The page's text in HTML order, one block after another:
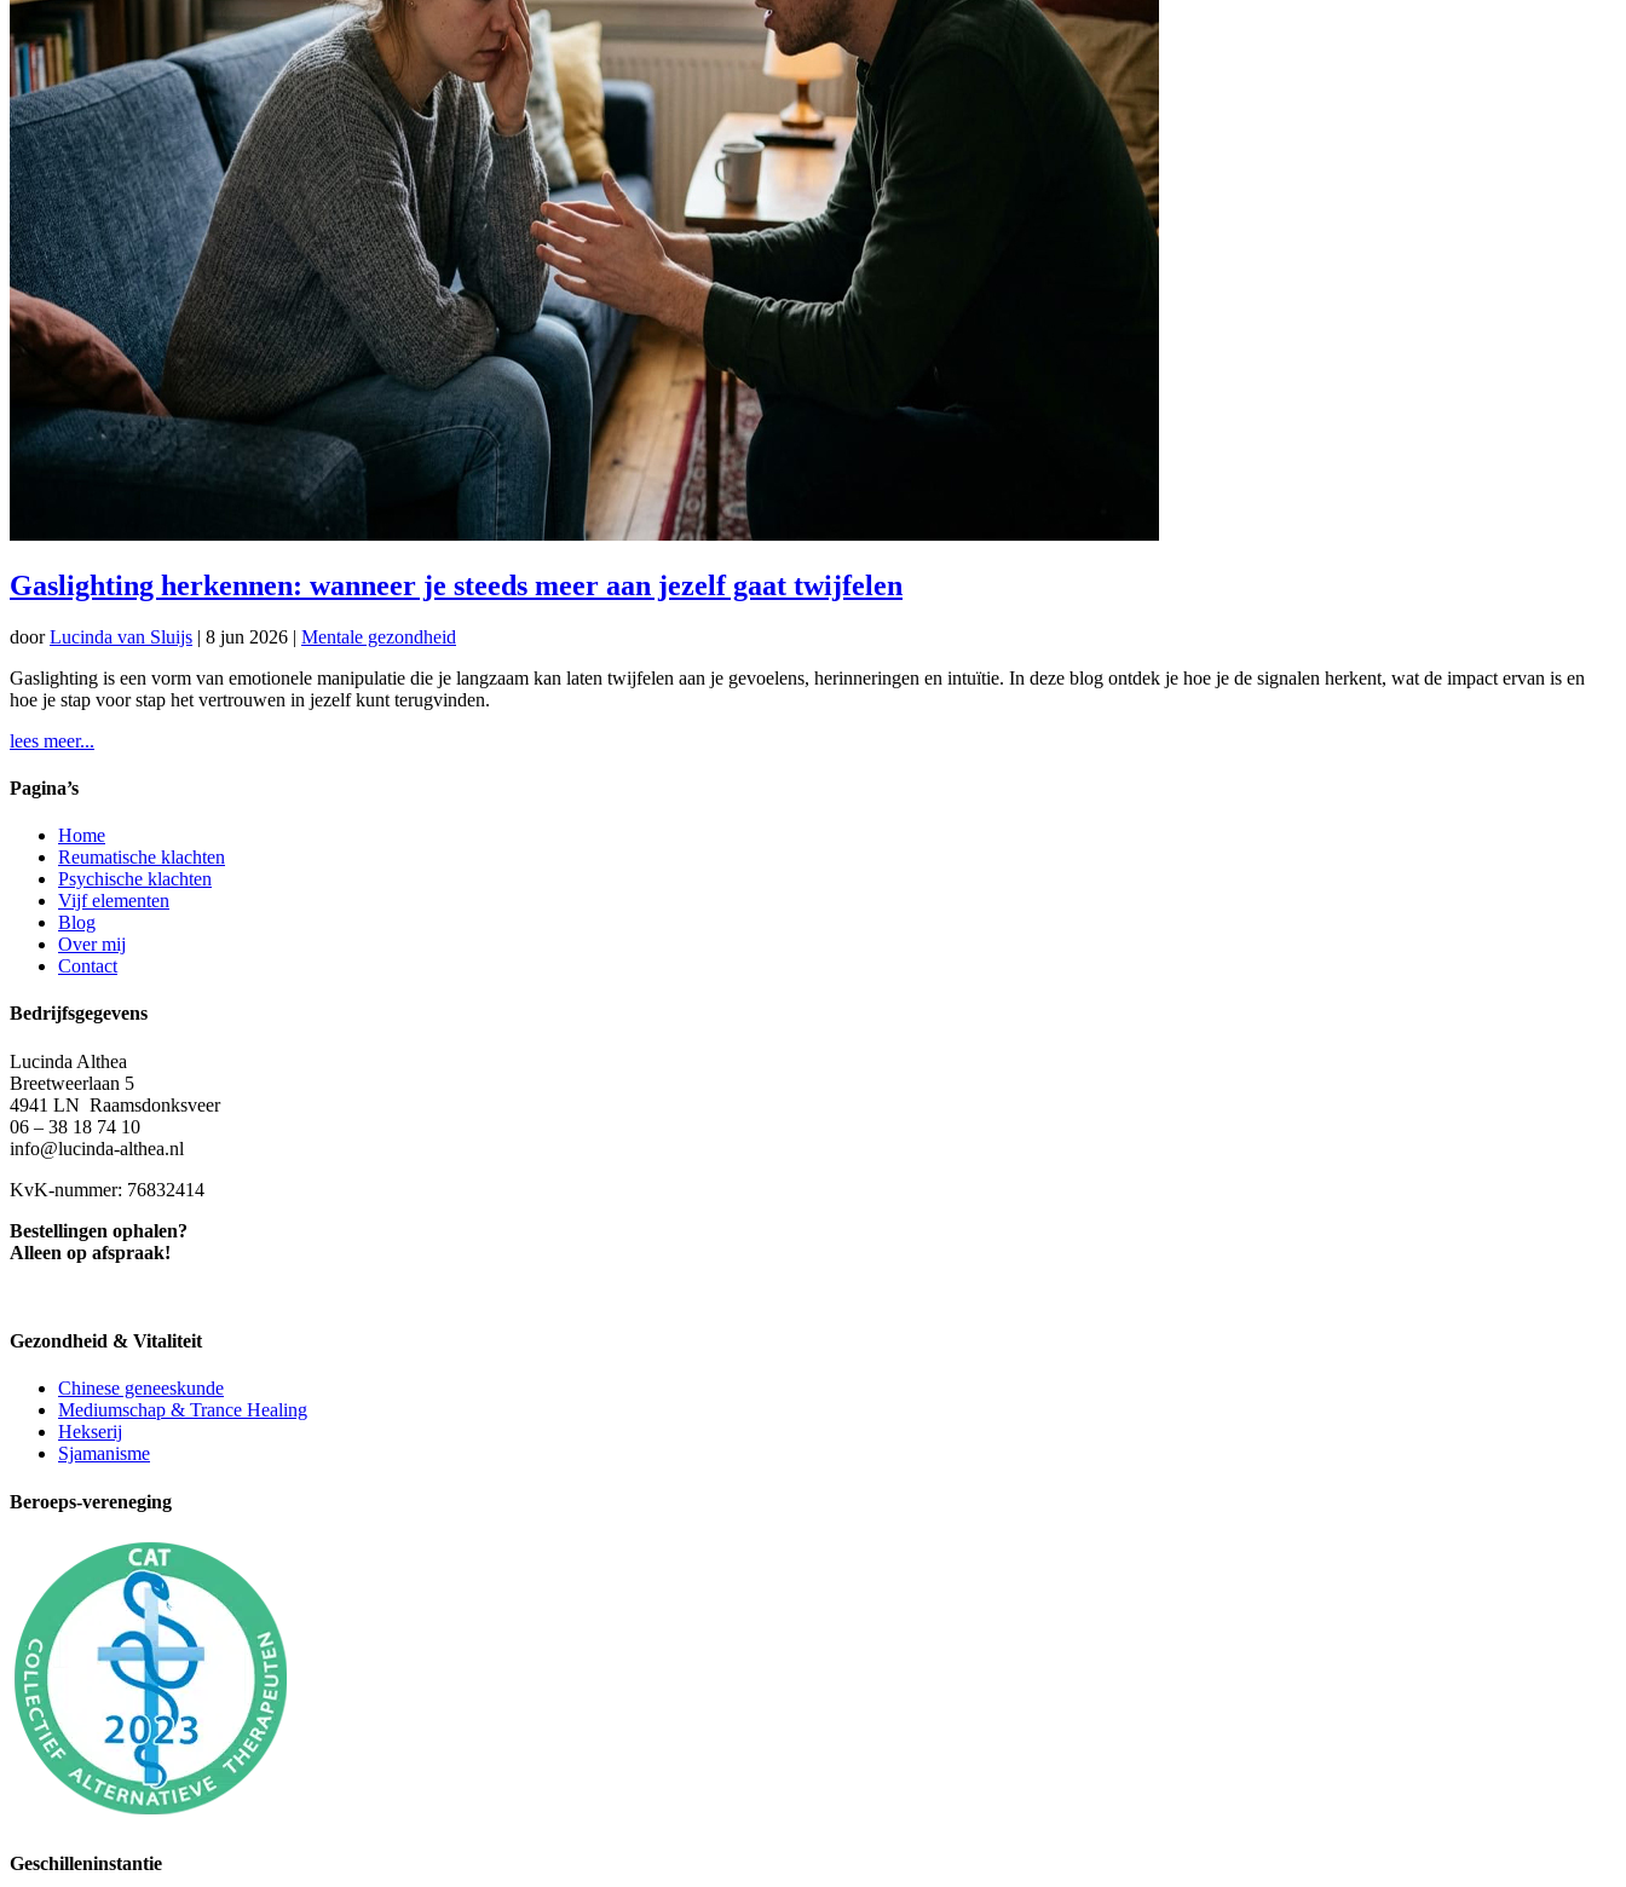
Gaslighting herkennen: wanneer je steeds meer aan jezelf gaat twijfelen
doorLucinda van Sluijs | 8 jun 2026 | Mentale gezondheid
Gaslighting is een vorm van emotionele manipulatie die je langzaam kan laten twijfelen aan je gevoelens, herinneringen en intuïtie. In deze blog ontdek je hoe je de signalen herkent, wat de impact ervan is en
hoe je stap voor stap het vertrouwen in jezelf kunt terugvinden.
lees meer...
Pagina’s
Home
Reumatische klachten
Psychische klachten
Vijf elementen
Blog
Over mij
Contact
Bedrijfsgegevens
Lucinda Althea
Breetweerlaan 5
4941 LN Raamsdonksveer
06 – 38 18 74 10
info@lucinda-althea.nl
KvK-nummer: 76832414
Bestellingen ophalen?
Alleen op afspraak!
Gezondheid & Vitaliteit
Chinese geneeskunde
Mediumschap & Trance Healing
Hekserij
Sjamanisme
Beroeps-vereneging
Geschilleninstantie